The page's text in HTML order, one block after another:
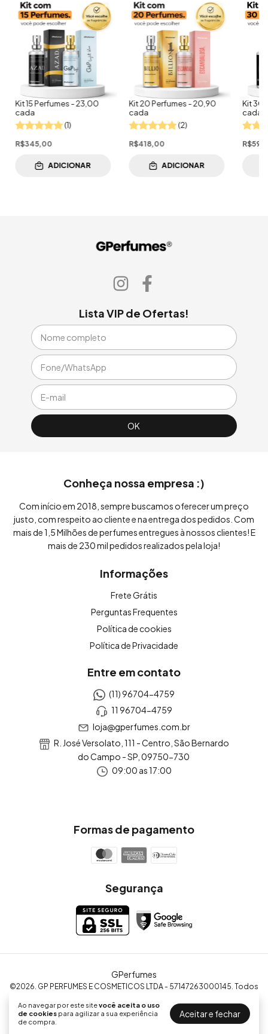
Ao navegar por este sitevocê aceita o uso
de cookies para agilizar a sua experiência
de compra.
Aceitar e fechar
Kit 15 Perfumes - 23,00
cada
(1)
R$345,00
ADICIONAR
Kit 20 Perfumes - 20,90
cada
(2)
R$418,00
ADICIONAR
Kit 30
cada
Lista VIP de Ofertas!
Conheça nossa empresa :)
Com início em 2018, sempre buscamos oferecer um preço
justo, com respeito ao cliente e na entrega dos pedidos. Com
mais de 1,5 Milhões de perfumes entregues à nossos clientes! E
mais de 230 mil pedidos realizados pela loja!
Informações
Frete Grátis
Perguntas Frequentes
Política de cookies
Política de Privacidade
Entre em contato
(11) 96704-4759
11 96704-4759
loja@gperfumes.com.br
R. José Versolato, 111 - Centro, São Bernardo
do Campo - SP, 09750-730
09:00 as 17:00
Formas de pagamento
Segurança
GPerfumes
©2026. GP PERFUMES E COSMETICOS LTDA - 57147263000145. Todos